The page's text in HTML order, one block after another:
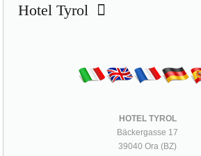
Hotel Tyrol
HOTEL TYROL
Bäckergasse 17
39040 Ora (BZ)